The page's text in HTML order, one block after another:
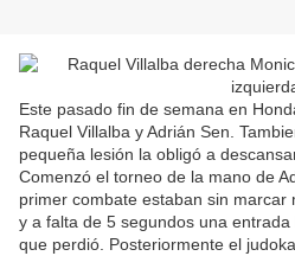
Este pasado fin de semana en
Raquel Villalba y Adrián Sen.
pequeña lesión la obligó a
Comenzó el torneo de la mano de
primer combate estaban sin marcar
y a falta de 5 segundos una
que perdió. Posteriormente el